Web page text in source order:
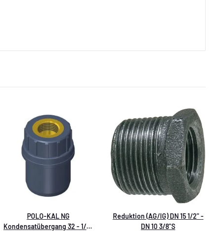
POLO-KAL NG
Kondensatübergang 32 - 1/2"
Reduktion (AG/IG) DN 15 1/2" -
DN 10 3/8"S